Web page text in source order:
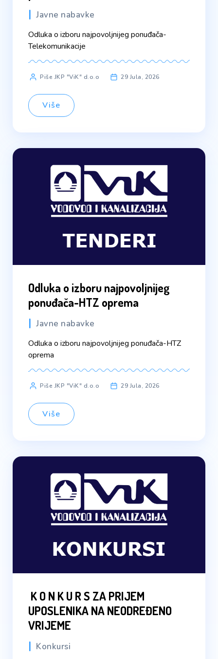
Javne nabavke
Odluka o izboru najpovoljnijeg ponuđača-
Telekomunikacije
Piše JKP "ViK" d.o.o 29 Jula, 2026
Više
Odluka o izboru najpovoljnijeg
ponuđača-HTZ oprema
Javne nabavke
Odluka o izboru najpovoljnijeg ponuđača-HTZ
oprema
Piše JKP "ViK" d.o.o 29 Jula, 2026
Više
K O N K U R S ZA PRIJEM
UPOSLENIKA NA NEODREĐENO
VRIJEME
Konkursi